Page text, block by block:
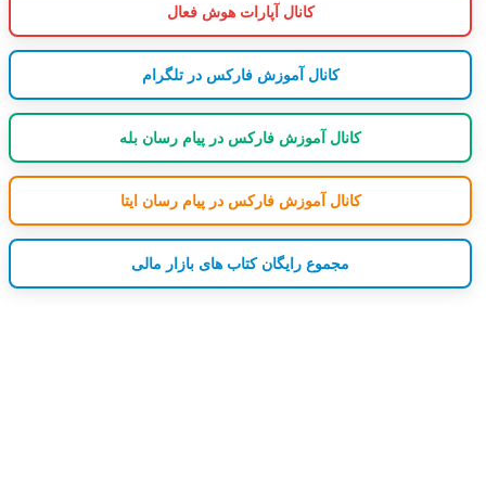
کانال آپارات هوش فعال
کانال آموزش فارکس در تلگرام
کانال آموزش فارکس در پیام رسان بله
کانال آموزش فارکس در پیام رسان ایتا
مجموع رایگان کتاب های بازار مالی